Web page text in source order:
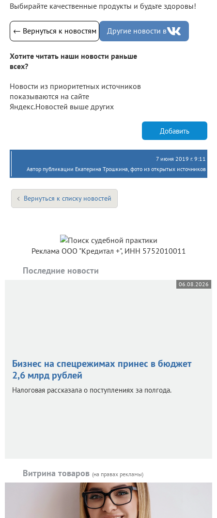
Выбирайте качественные продукты и будьте здоровы!
← Вернуться к новостям Другие новости в
Хотите читать наши новости раньше
всех?
Новости из приоритетных источников
показываются на сайте
Яндекс.Новостей выше других
Добавить
7 июня 2019 г. 9:11
Автор публикации Екатерина Трошкина, фото из открытых источников
Вернуться к списку новостей
Реклама ООО "Кредитал +", ИНН 5752010011
Последние новости
06.08.2026
Бизнес на спецрежимах принес в бюджет
2,6 млрд рублей
Налоговая рассказала о поступлениях за полгода.
Витрина товаров (на правах рекламы)